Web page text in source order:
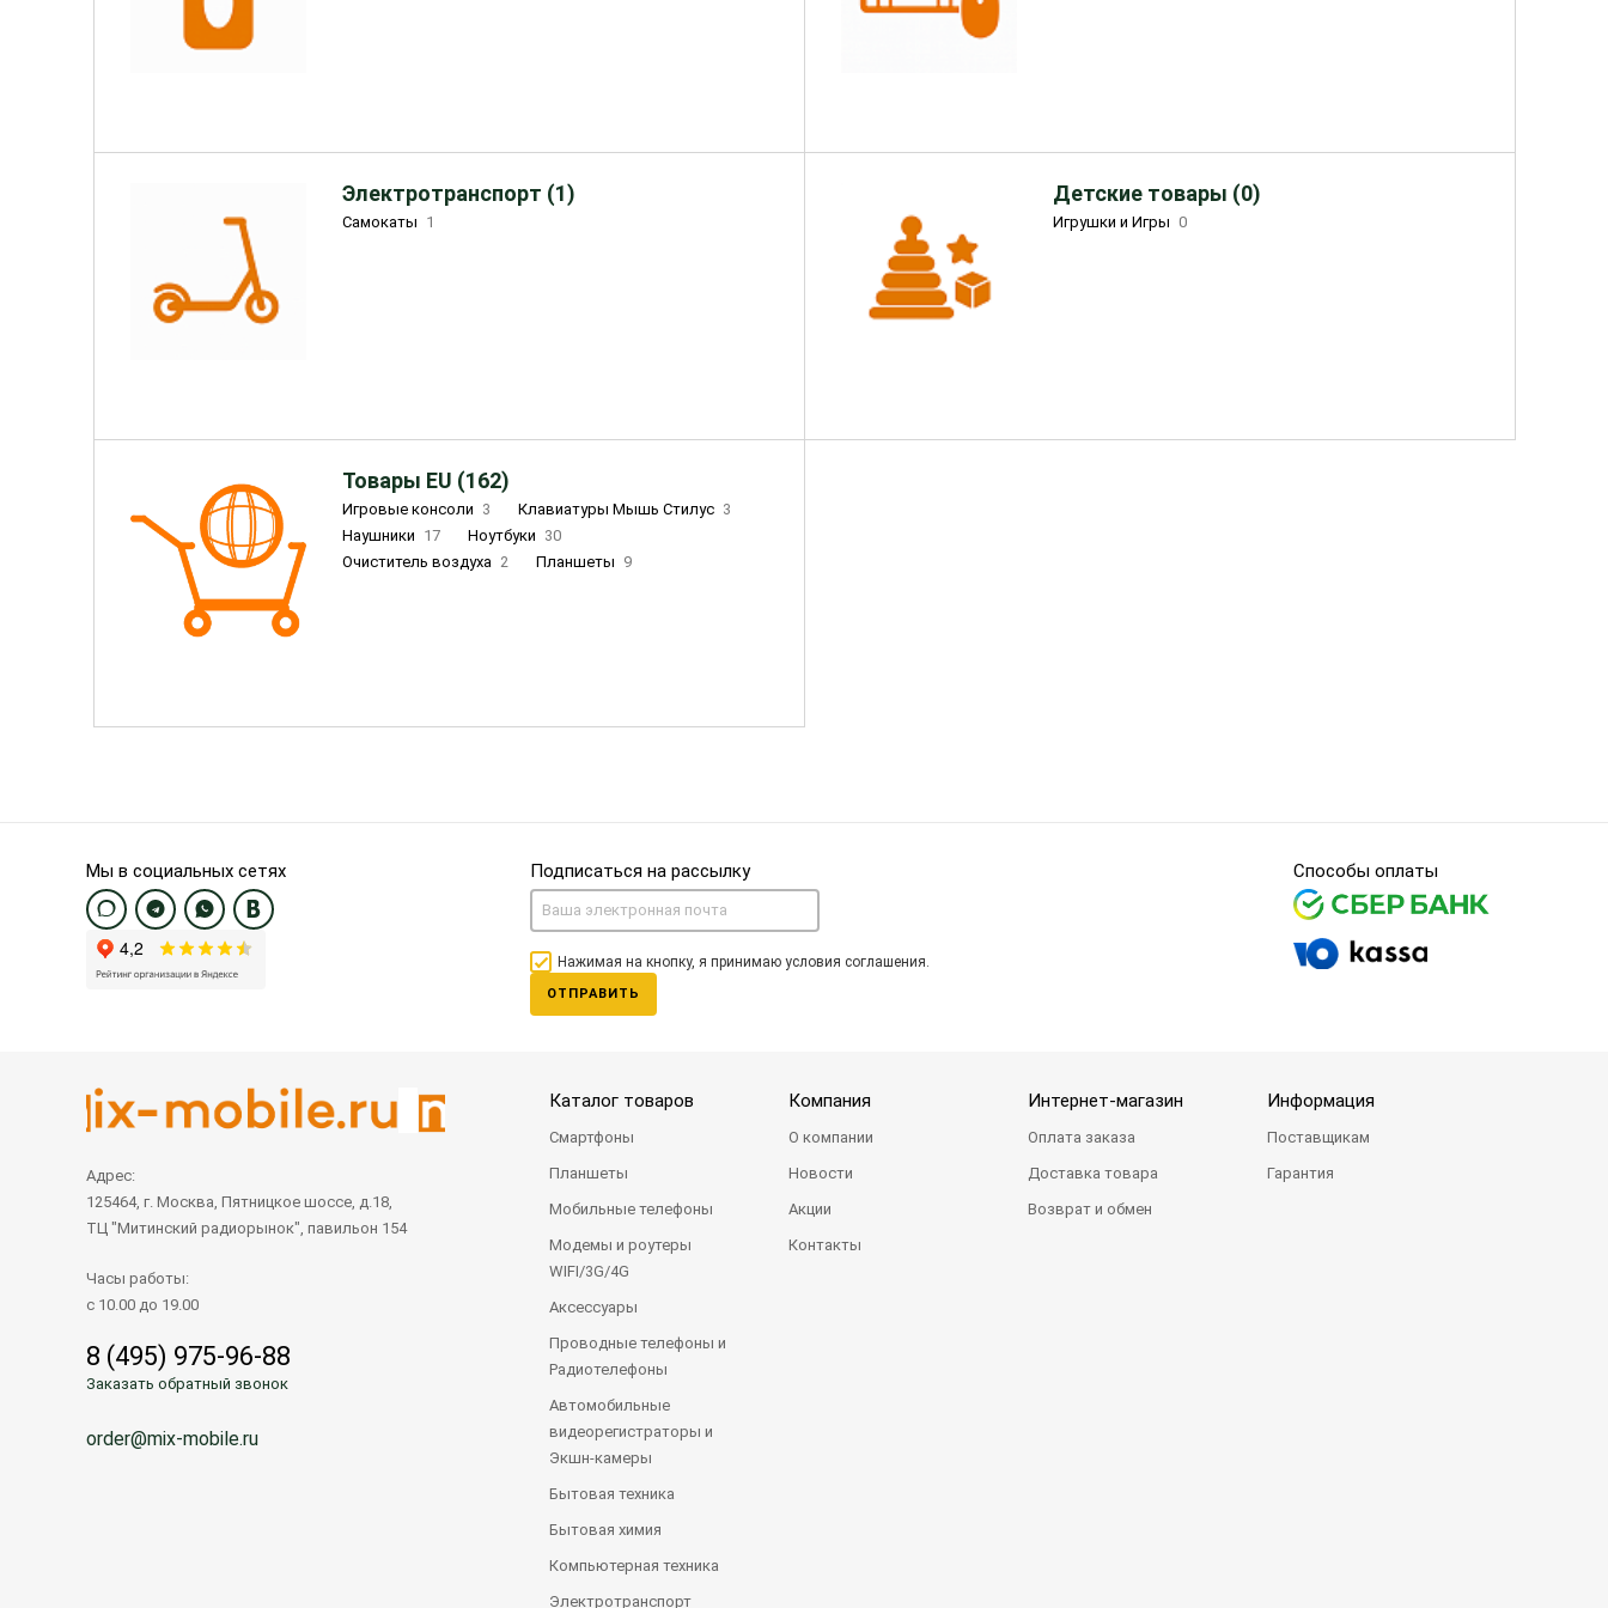
Электротранспорт (1)
Самокаты 1
Детские товары (0)
Игрушки и Игры 0
Товары EU (162)
Игровые консоли 3 Клавиатуры Мышь Стилус 3
Наушники 17 Ноутбуки 30
Очиститель воздуха 2 Планшеты 9
Мы в социальных сетях Подписаться на рассылку
Нажимая на кнопку, я принимаю условия соглашения.
ОТПРАВИТЬ
Способы оплаты
Адрес:
125464, г. Москва, Пятницкое шоссе, д.18,
ТЦ "Митинский радиорынок", павильон 154
Часы работы:
с 10.00 до 19.00
8 (495) 975-96-88
Заказать обратный звонок
order@mix-mobile.ru
Каталог товаров
Смартфоны
Планшеты
Мобильные телефоны
Модемы и роутеры
WIFI/3G/4G
Аксессуары
Проводные телефоны и
Радиотелефоны
Автомобильные
видеорегистраторы и
Экшн-камеры
Бытовая техника
Бытовая химия
Компьютерная техника
Электротранспорт
Компания
О компании
Новости
Акции
Контакты
Интернет-магазин
Оплата заказа
Доставка товара
Возврат и обмен
Информация
Поставщикам
Гарантия